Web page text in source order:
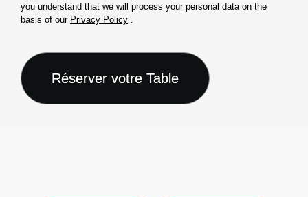
you understand that we will process your personal data on the
basis of our Privacy Policy .